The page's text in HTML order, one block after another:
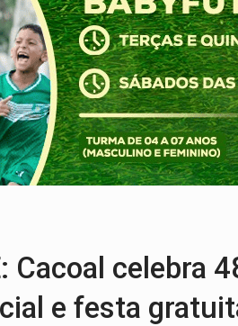
no combate a drones
Em Itapuã do Oeste,
terá sábado (8) de calor
quase 30 anos de espera, asfalto
estreia na programação
esclarece 'erro de digitação'
Cacoal celebra
e festa